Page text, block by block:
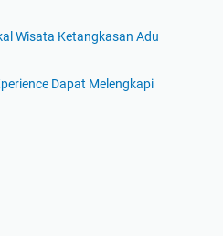
Wisata Ketangkasan Adu
Dapat Melengkapi